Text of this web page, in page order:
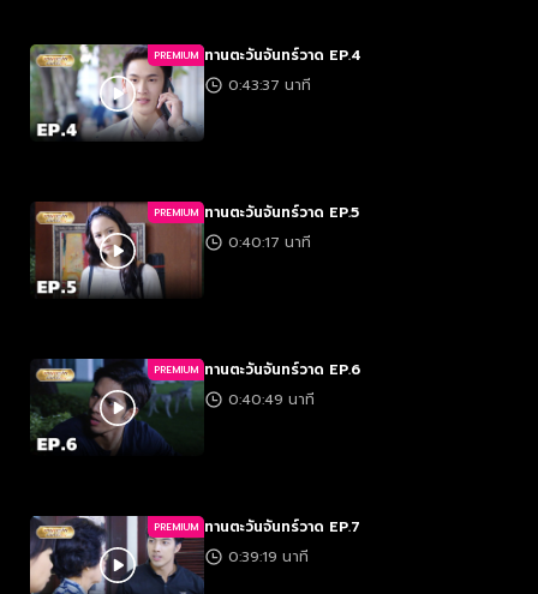
PREMIUM ทานตะวันจันทร์วาด EP.4
0:43:37 นาที
PREMIUM ทานตะวันจันทร์วาด EP.5
0:40:17 นาที
PREMIUM ทานตะวันจันทร์วาด EP.6
0:40:49 นาที
PREMIUM ทานตะวันจันทร์วาด EP.7
0:39:19 นาที